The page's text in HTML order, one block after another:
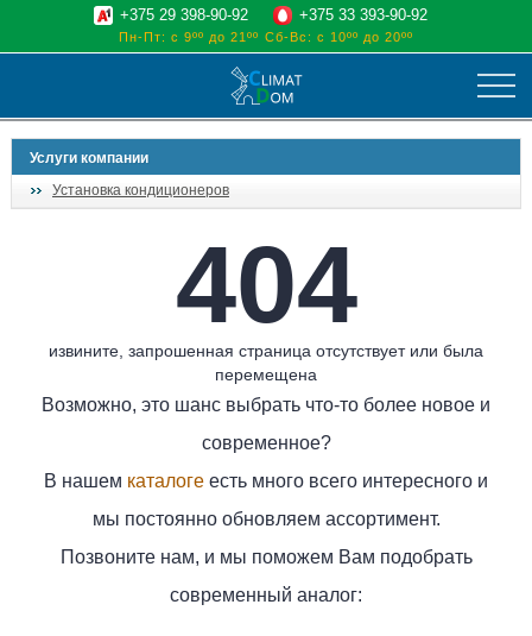
климат
отопительные котлы
водоснабжение
дом, сад, стройка
о нас
+375 29 398-90-92 +375 33 393-90-92
Пн-Пт: с 9ºº до 21ºº Сб-Вс: с 10ºº до 20ºº
Услуги компании
Установка кондиционеров
404
извините, запрошенная страница отсутствует или была
перемещена
Возможно, это шанс выбрать что-то более новое и
современное?
В нашем каталоге есть много всего интересного и
мы постоянно обновляем ассортимент.
Позвоните нам, и мы поможем Вам подобрать
современный аналог: